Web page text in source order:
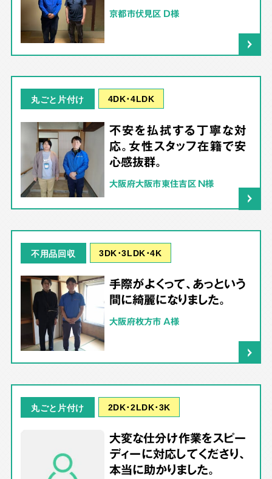
京都市伏見区 D様
丸ごと片付け 4DK･4LDK
不安を払拭する丁寧な対
応。女性スタッフ在籍で安
心感抜群。
大阪府大阪市東住吉区 N様
不用品回収 3DK･3LDK･4K
手際がよくって、あっという
間に綺麗になりました。
大阪府枚方市 A様
丸ごと片付け 2DK･2LDK･3K
大変な仕分け作業をスピー
ディーに対応してくださり、
本当に助かりました。